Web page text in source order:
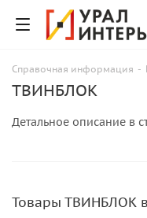
Справочная информация -
ТВИНБЛОК
Детальное описание в
Товары ТВИНБЛОК